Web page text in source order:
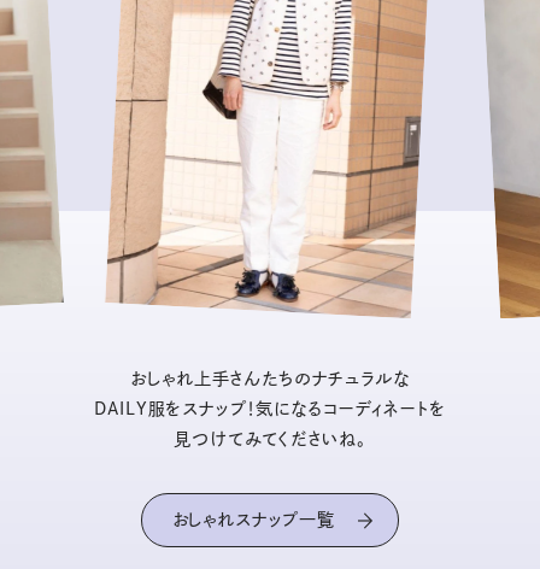
おしゃれ上手さんたちのナチュラルな
DAILY服をスナップ！気になるコーディネートを
見つけてみてくださいね。
おしゃれスナップ一覧